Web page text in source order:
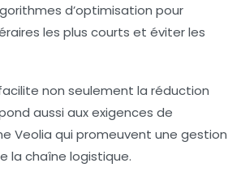
d’optimisation pour
les plus courts et éviter les
non seulement la réduction
aussi aux exigences de
Veolia qui promeuvent une gestion
la chaîne logistique.